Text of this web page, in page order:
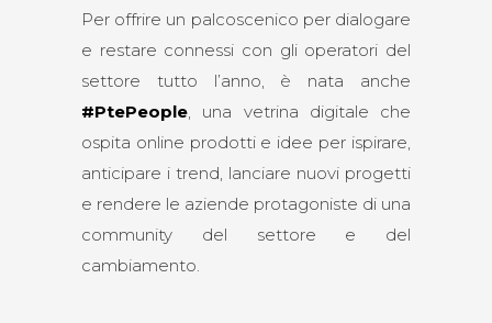
Per offrire un palcoscenico per dialogare
e restare connessi con gli operatori del
settore tutto l’anno, è nata anche
#PtePeople, una vetrina digitale che
ospita online prodotti e idee per ispirare,
anticipare i trend, lanciare nuovi progetti
e rendere le aziende protagoniste di una
community del settore e del
cambiamento.